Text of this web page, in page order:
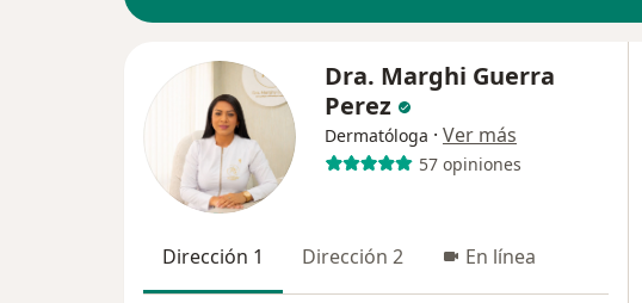
Dra. Marghi Guerra
Perez
Dermatóloga · Ver más
57 opiniones
Dirección 1 Dirección 2 En línea